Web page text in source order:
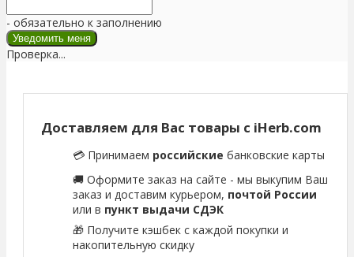
- обязательно к заполнению
Проверка...
Доставляем для Вас товары с iHerb.com
💳 Принимаем российские банковские карты
🚚 Оформите заказ на сайте - мы выкупим Ваш
заказ и доставим курьером, почтой России
или в пункт выдачи СДЭК
🎁 Получите кэшбек с каждой покупки и
накопительную скидку